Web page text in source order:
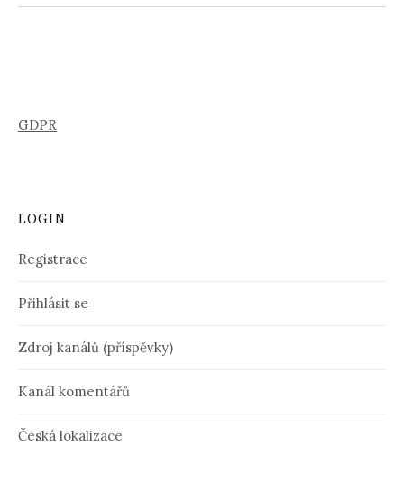
GDPR
LOGIN
Registrace
Přihlásit se
Zdroj kanálů (příspěvky)
Kanál komentářů
Česká lokalizace